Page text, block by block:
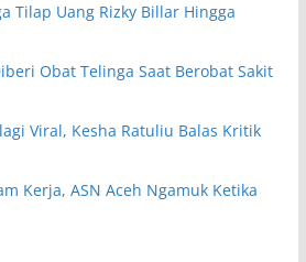
Tilap Uang Rizky Billar Hingga
Obat Telinga Saat Berobat Sakit
Viral, Kesha Ratuliu Balas Kritik
Kerja, ASN Aceh Ngamuk Ketika